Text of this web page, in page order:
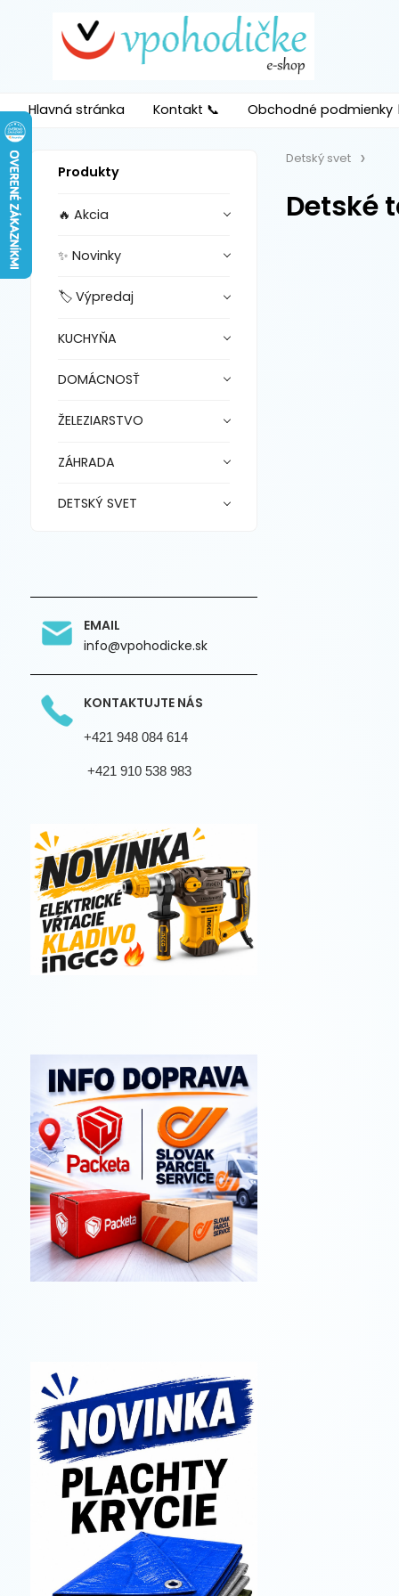
Hlavná stránka Kontakt 📞 Obchodné podmienky
Produkty
🔥 Akcia
✨ Novinky
🏷️ Výpredaj
KUCHYŇA
DOMÁCNOSŤ
ŽELEZIARSTVO
ZÁHRADA
DETSKÝ SVET
EMAIL
info@vpohodicke.sk
KONTAKTUJTE NÁS
+421 948 084 614
+421 910 538 983
Detský svet
Detské